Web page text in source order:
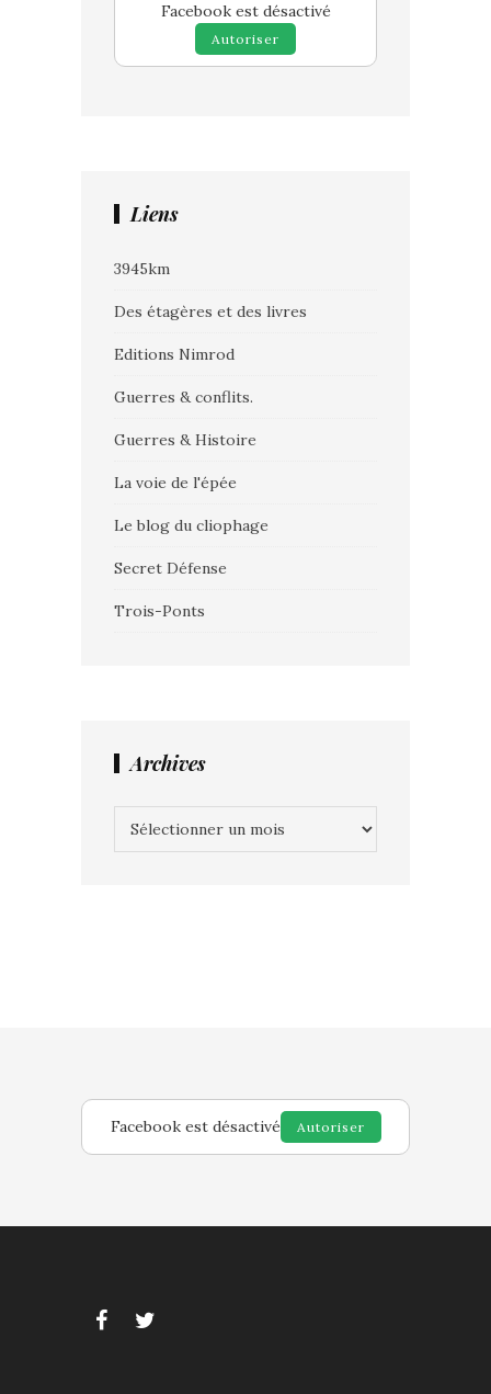
Facebook est désactivé
Autoriser
Liens
3945km
Des étagères et des livres
Editions Nimrod
Guerres & conflits.
Guerres & Histoire
La voie de l'épée
Le blog du cliophage
Secret Défense
Trois-Ponts
Archives
Facebook est désactivé Autoriser